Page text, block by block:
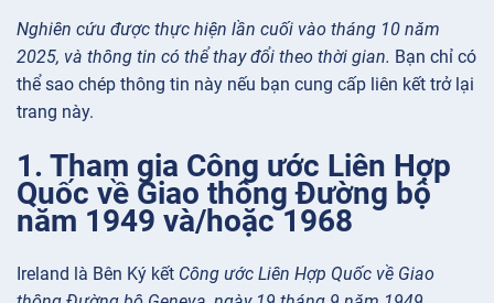
Nghiên cứu được thực hiện lần cuối vào tháng 10 năm
2025, và thông tin có thể thay đổi theo thời gian. Bạn chỉ có
thể sao chép thông tin này nếu bạn cung cấp liên kết trở lại
trang này.
1. Tham gia Công ước Liên Hợp
Quốc về Giao thông Đường bộ
năm 1949 và/hoặc 1968
Ireland là Bên Ký kết Công ước Liên Hợp Quốc về Giao